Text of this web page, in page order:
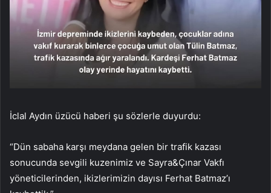
İclal Aydın üzücü haberi şu sözlerle duyurdu:
“Dün sabaha karşı meydana gelen bir trafik kazası
sonucunda sevgili kuzenimiz ve Sayra&Çınar Vakfı
yöneticilerinden, ikizlerimizin dayısı Ferhat Batmaz’ı